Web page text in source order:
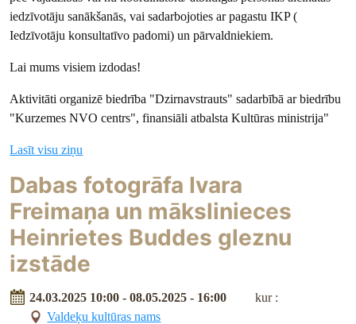
iedzīvotāju sanākšanās, vai sadarbojoties ar pagastu IKP (
Iedzīvotāju konsultatīvo padomi) un pārvaldniekiem.
Lai mums visiem izdodas!
Aktivitāti organizē biedrība "Dzirnavstrauts" sadarbībā ar biedrību
"Kurzemes NVO centrs", finansiāli atbalsta Kultūras ministrija"
Lasīt visu ziņu
Dabas fotogrāfa Ivara
Freimaņa un mākslinieces
Heinrietes Buddes gleznu
izstāde
24.03.2025 10:00 - 08.05.2025 - 16:00
kur :
Valdeķu kultūras nams